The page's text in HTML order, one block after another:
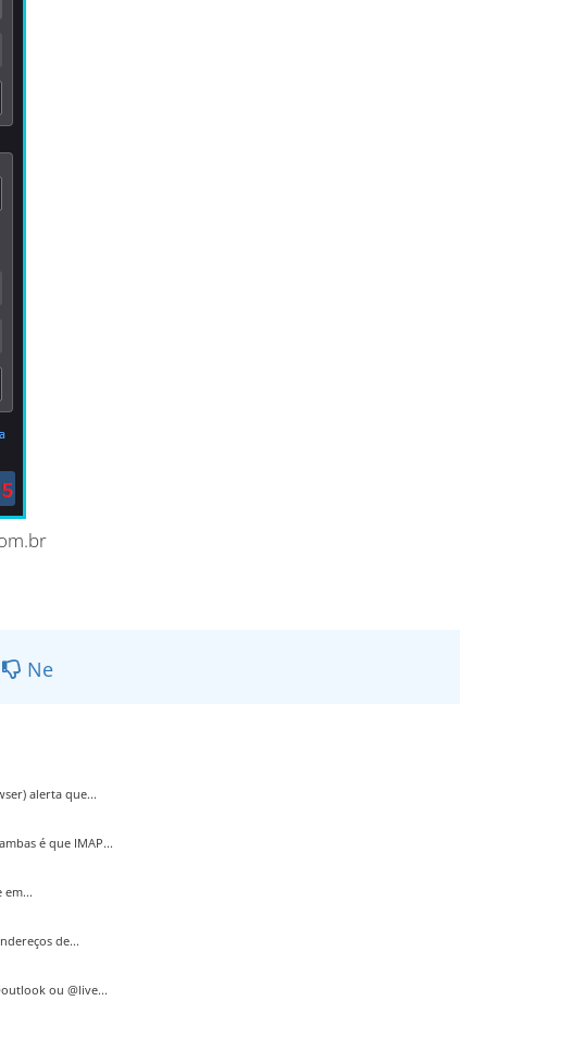
Ne
alerta que...
é que IMAP...
em...
de...
ou @live...